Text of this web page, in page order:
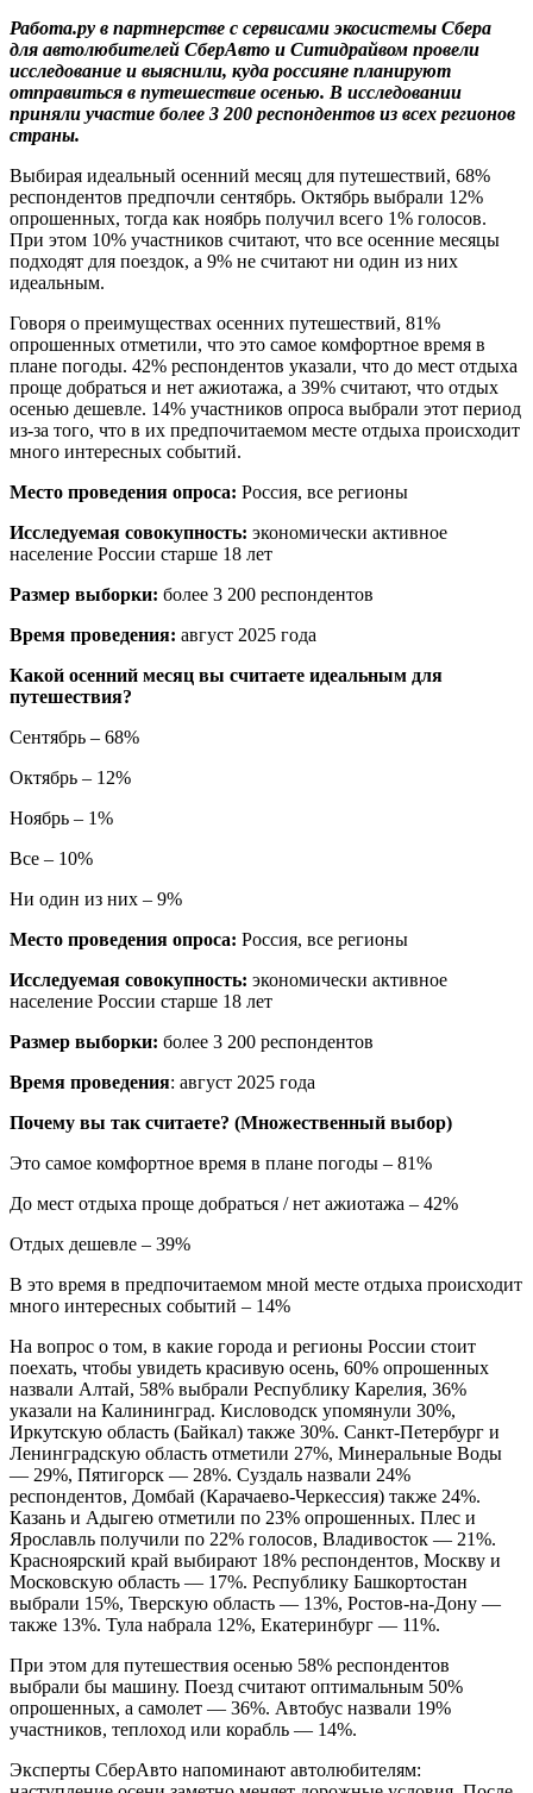
Работа.ру в партнерстве с сервисами экосистемы Сбера
для автолюбителей СберАвто и Ситидрайвом провели
исследование и выяснили, куда россияне планируют
отправиться в путешествие осенью. В исследовании
приняли участие более 3 200 респондентов из всех регионов
страны.
Выбирая идеальный осенний месяц для путешествий, 68%
респондентов предпочли сентябрь. Октябрь выбрали 12%
опрошенных, тогда как ноябрь получил всего 1% голосов.
При этом 10% участников считают, что все осенние месяцы
подходят для поездок, а 9% не считают ни один из них
идеальным.
Говоря о преимуществах осенних путешествий, 81%
опрошенных отметили, что это самое комфортное время в
плане погоды. 42% респондентов указали, что до мест отдыха
проще добраться и нет ажиотажа, а 39% считают, что отдых
осенью дешевле. 14% участников опроса выбрали этот период
из-за того, что в их предпочитаемом месте отдыха происходит
много интересных событий.
Место проведения опроса: Россия, все регионы
Исследуемая совокупность: экономически активное
население России старше 18 лет
Размер выборки: более 3 200 респондентов
Время проведения: август 2025 года
Какой осенний месяц вы считаете идеальным для
путешествия?
Сентябрь – 68%
Октябрь – 12%
Ноябрь – 1%
Все – 10%
Ни один из них – 9%
Место проведения опроса: Россия, все регионы
Исследуемая совокупность: экономически активное
население России старше 18 лет
Размер выборки: более 3 200 респондентов
Время проведения: август 2025 года
Почему вы так считаете? (Множественный выбор)
Это самое комфортное время в плане погоды – 81%
До мест отдыха проще добраться / нет ажиотажа – 42%
Отдых дешевле – 39%
В это время в предпочитаемом мной месте отдыха происходит
много интересных событий – 14%
На вопрос о том, в какие города и регионы России стоит
поехать, чтобы увидеть красивую осень, 60% опрошенных
назвали Алтай, 58% выбрали Республику Карелия, 36%
указали на Калининград. Кисловодск упомянули 30%,
Иркутскую область (Байкал) также 30%. Санкт-Петербург и
Ленинградскую область отметили 27%, Минеральные Воды
— 29%, Пятигорск — 28%. Суздаль назвали 24%
респондентов, Домбай (Карачаево-Черкессия) также 24%.
Казань и Адыгею отметили по 23% опрошенных. Плес и
Ярославль получили по 22% голосов, Владивосток — 21%.
Красноярский край выбирают 18% респондентов, Москву и
Московскую область — 17%. Республику Башкортостан
выбрали 15%, Тверскую область — 13%, Ростов-на-Дону —
также 13%. Тула набрала 12%, Екатеринбург — 11%.
При этом для путешествия осенью 58% респондентов
выбрали бы машину. Поезд считают оптимальным 50%
опрошенных, а самолет — 36%. Автобус назвали 19%
участников, теплоход или корабль — 14%.
Эксперты СберАвто напоминают автолюбителям: